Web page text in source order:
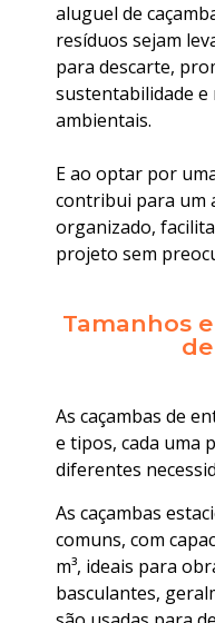
aluguel de
resíduos sejam
para descarte,
sustentabilidade e
ambientais.
E ao optar por
contribui para um
organizado,
projeto sem
Tamanhos
As caçambas de
e tipos, cada uma
diferentes
As caçambas
comuns, com
m³, ideais para
basculantes,